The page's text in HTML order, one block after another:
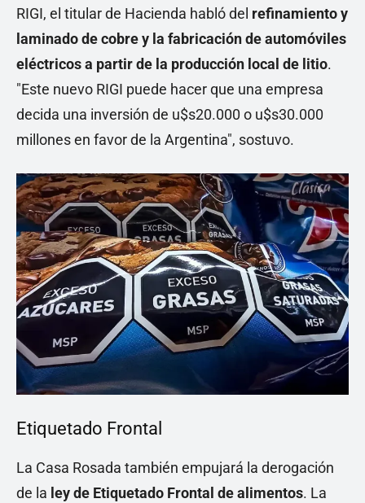
RIGI, el titular de Hacienda habló del refinamiento y
laminado de cobre y la fabricación de automóviles
eléctricos a partir de la producción local de litio.
"Este nuevo RIGI puede hacer que una empresa
decida una inversión de u$s20.000 o u$s30.000
millones en favor de la Argentina", sostuvo.
Etiquetado Frontal
La Casa Rosada también empujará la derogación
de la ley de Etiquetado Frontal de alimentos. La